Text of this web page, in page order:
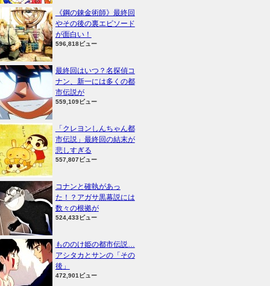
《鋼の錬金術師》最終回
やその後の裏エピソード
が面白い！
596,818ビュー
最終回はいつ？名探偵コ
ナン、新一には多くの都
市伝説が
559,109ビュー
「クレヨンしんちゃん都
市伝説」最終回の結末が
悲しすぎる
557,807ビュー
コナンと確執があっ
た！？アガサ黒幕説には
数々の根拠が
524,433ビュー
もののけ姫の都市伝説…
アシタカとサンの「その
後」
472,901ビュー